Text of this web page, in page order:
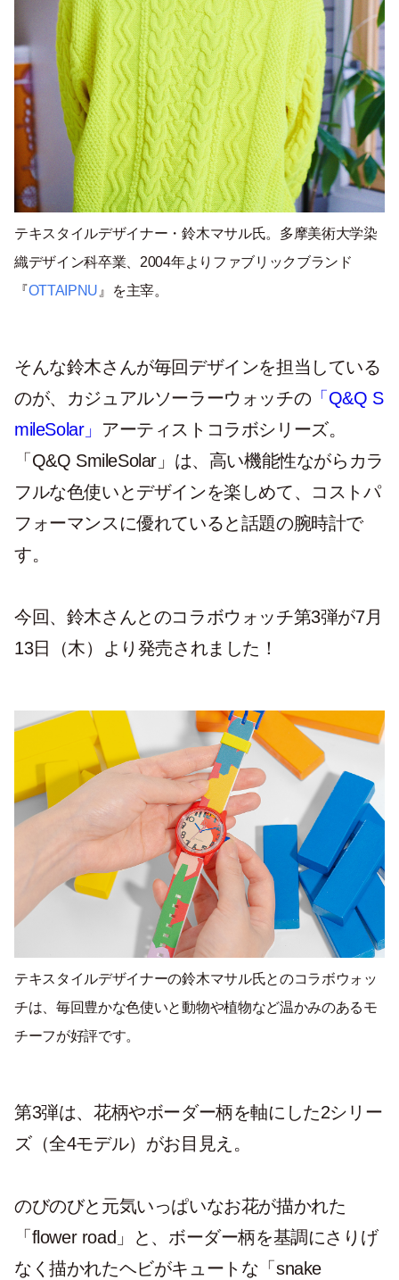
テキスタイルデザイナー・鈴木マサル氏。多摩美術大学染
織デザイン科卒業、2004年よりファブリックブランド
『OTTAIPNU 』を主宰。
そんな鈴木さんが毎回デザインを担当している
のが、カジュアルソーラーウォッチの 「Q&Q S
mileSolar」 アーティストコラボシリーズ。
「Q&Q SmileSolar」は、高い機能性ながらカラ
フルな色使いとデザインを楽しめて、コストパ
フォーマンスに優れていると話題の腕時計で
す。
今回、鈴木さんとのコラボウォッチ第3弾が7月
13日（木）より発売されました！
テキスタイルデザイナーの鈴木マサル氏とのコラボウォッ
チは、毎回豊かな色使いと動物や植物など温かみのあるモ
チーフが好評です。
第3弾は、花柄やボーダー柄を軸にした2シリー
ズ（全4モデル）がお目見え。
のびのびと元気いっぱいなお花が描かれた
「flower road」と、ボーダー柄を基調にさりげ
なく描かれたヘビがキュートな「snake